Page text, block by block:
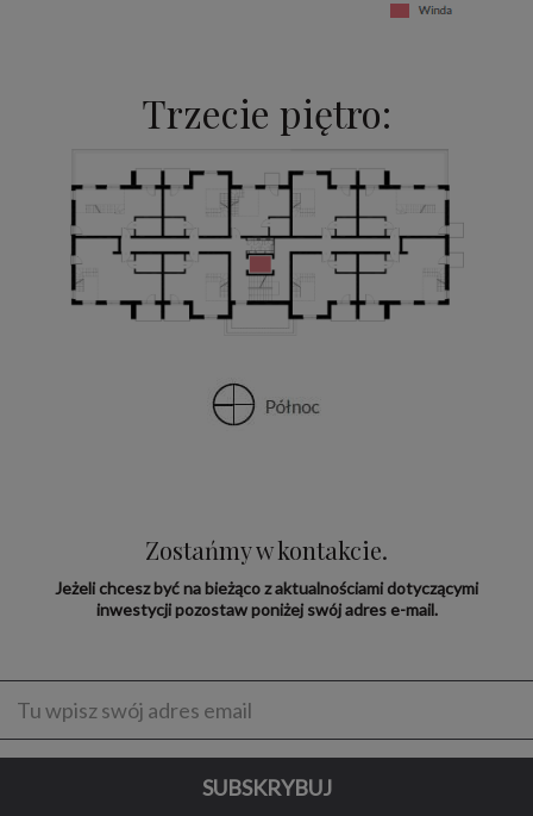
Trzecie piętro:
Zostańmy w kontakcie.
Jeżeli chcesz być na bieżąco z aktualnościami dotyczącymi
inwestycji pozostaw poniżej swój adres e-mail.
SUBSKRYBUJ